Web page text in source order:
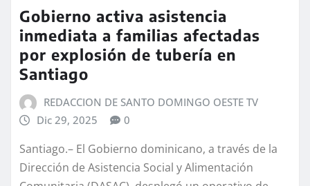
Gobierno activa asistencia
inmediata a familias afectadas
por explosión de tubería en
Santiago
REDACCION DE SANTO DOMINGO OESTE TV
Dic 29, 2025
0
Santiago.– El Gobierno dominicano, a través de la
Dirección de Asistencia Social y Alimentación